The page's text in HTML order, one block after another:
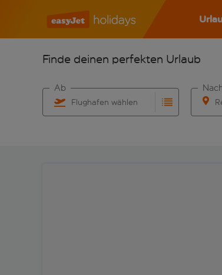
Finde deinen perfekten Urlaub
Flughafen wählen
Ab